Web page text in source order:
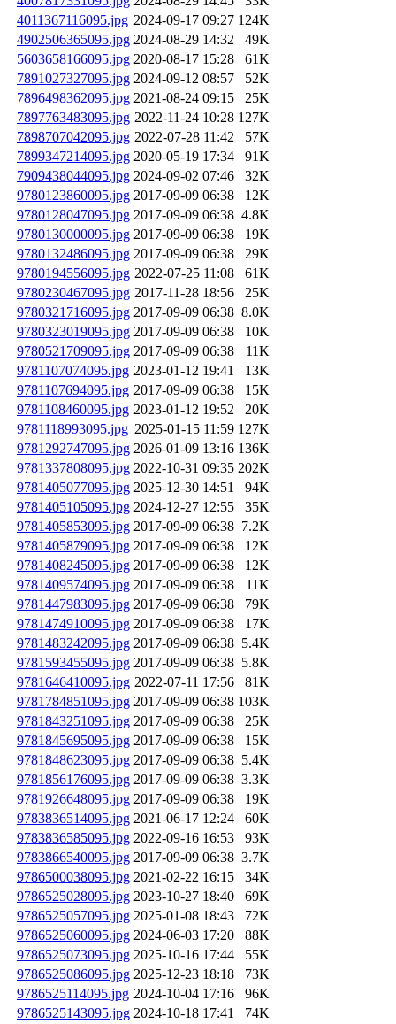
4011367116095.jpg 2024-09-17 09:27 124K
4902506365095.jpg 2024-08-29 14:32
49K
5603658166095.jpg 2020-08-17 15:28
61K
7891027327095.jpg 2024-09-12 08:57
52K
7896498362095.jpg 2021-08-24 09:15
25K
7897763483095.jpg 2022-11-24 10:28 127K
7898707042095.jpg 2022-07-28 11:42
57K
7899347214095.jpg 2020-05-19 17:34
91K
7909438044095.jpg 2024-09-02 07:46
32K
9780123860095.jpg 2017-09-09 06:38
12K
9780128047095.jpg 2017-09-09 06:38 4.8K
9780130000095.jpg 2017-09-09 06:38
19K
9780132486095.jpg 2017-09-09 06:38
29K
9780194556095.jpg 2022-07-25 11:08
61K
9780230467095.jpg 2017-11-28 18:56
25K
9780321716095.jpg 2017-09-09 06:38 8.0K
9780323019095.jpg 2017-09-09 06:38
10K
9780521709095.jpg 2017-09-09 06:38
11K
9781107074095.jpg 2023-01-12 19:41
13K
9781107694095.jpg 2017-09-09 06:38
15K
9781108460095.jpg 2023-01-12 19:52
20K
9781118993095.jpg 2025-01-15 11:59 127K
9781292747095.jpg 2026-01-09 13:16 136K
9781337808095.jpg 2022-10-31 09:35 202K
9781405077095.jpg 2025-12-30 14:51
94K
9781405105095.jpg 2024-12-27 12:55
35K
9781405853095.jpg 2017-09-09 06:38 7.2K
9781405879095.jpg 2017-09-09 06:38
12K
9781408245095.jpg 2017-09-09 06:38
12K
9781409574095.jpg 2017-09-09 06:38
11K
9781447983095.jpg 2017-09-09 06:38
79K
9781474910095.jpg 2017-09-09 06:38
17K
9781483242095.jpg 2017-09-09 06:38 5.4K
9781593455095.jpg 2017-09-09 06:38 5.8K
9781646410095.jpg 2022-07-11 17:56
81K
9781784851095.jpg 2017-09-09 06:38 103K
9781843251095.jpg 2017-09-09 06:38
25K
9781845695095.jpg 2017-09-09 06:38
15K
9781848623095.jpg 2017-09-09 06:38 5.4K
9781856176095.jpg 2017-09-09 06:38 3.3K
9781926648095.jpg 2017-09-09 06:38
19K
9783836514095.jpg 2021-06-17 12:24
60K
9783836585095.jpg 2022-09-16 16:53
93K
9783866540095.jpg 2017-09-09 06:38 3.7K
9786500038095.jpg 2021-02-22 16:15
34K
9786525028095.jpg 2023-10-27 18:40
69K
9786525057095.jpg 2025-01-08 18:43
72K
9786525060095.jpg 2024-06-03 17:20
88K
9786525073095.jpg 2025-10-16 17:44
55K
9786525086095.jpg 2025-12-23 18:18
73K
9786525114095.jpg 2024-10-04 17:16
96K
9786525143095.jpg 2024-10-18 17:41
74K